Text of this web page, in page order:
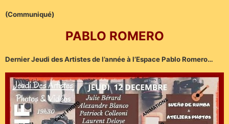
(Communiqué)
PABLO ROMERO
Dernier Jeudi des Artistes de l’année à l’Espace Pablo Romero…